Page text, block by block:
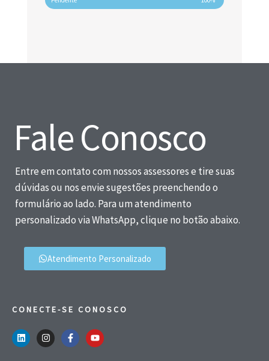
Fale Conosco
Entre em contato com nossos assessores e tire suas
dúvidas ou nos envie sugestões preenchendo o
formulário ao lado. Para um atendimento
personalizado via WhatsApp, clique no botão abaixo.
Atendimento Personalizado
CONECTE-SE CONOSCO